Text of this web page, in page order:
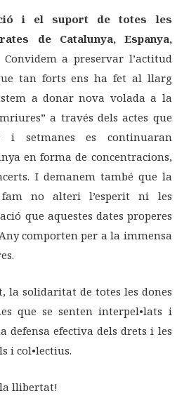
i el suport de totes les
de Catalunya, Espanya,
Convidem a preservar l’actitud
tan forts ens ha fet al llarg
a donar nova volada a la
a través dels actes que
i setmanes es continuaran
en forma de concentracions,
I demanem també que la
no alteri l’esperit ni les
que aquestes dates properes
comporten per a la immensa
la solidaritat de totes les dones
que se senten interpel•lats i
defensa efectiva dels drets i les
i col•lectius.
llibertat!